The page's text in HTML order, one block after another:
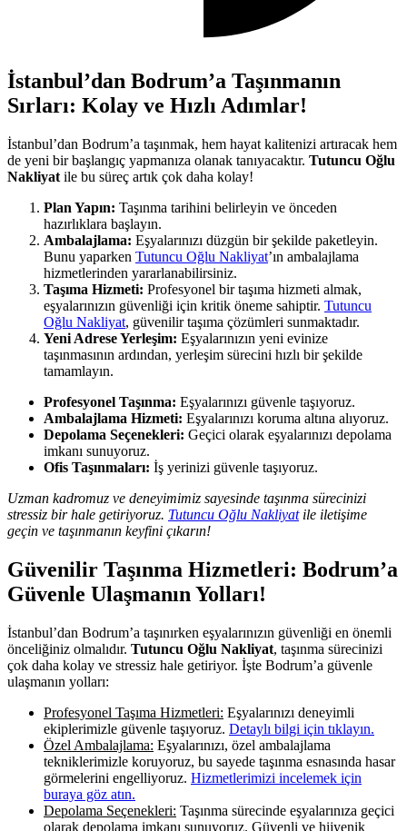
İstanbul’dan Bodrum’a Taşınmanın
Sırları: Kolay ve Hızlı Adımlar!
İstanbul’dan Bodrum’a taşınmak, hem hayat kalitenizi artıracak hem
de yeni bir başlangıç yapmanıza olanak tanıyacaktır. Tutuncu Oğlu
Nakliyat ile bu süreç artık çok daha kolay!
Plan Yapın: Taşınma tarihini belirleyin ve önceden
hazırlıklara başlayın.
Ambalajlama: Eşyalarınızı düzgün bir şekilde paketleyin.
Bunu yaparken Tutuncu Oğlu Nakliyat’ın ambalajlama
hizmetlerinden yararlanabilirsiniz.
Taşıma Hizmeti: Profesyonel bir taşıma hizmeti almak,
eşyalarınızın güvenliği için kritik öneme sahiptir. Tutuncu
Oğlu Nakliyat, güvenilir taşıma çözümleri sunmaktadır.
Yeni Adrese Yerleşim: Eşyalarınızın yeni evinize
taşınmasının ardından, yerleşim sürecini hızlı bir şekilde
tamamlayın.
Profesyonel Taşınma: Eşyalarınızı güvenle taşıyoruz.
Ambalajlama Hizmeti: Eşyalarınızı koruma altına alıyoruz.
Depolama Seçenekleri: Geçici olarak eşyalarınızı depolama
imkanı sunuyoruz.
Ofis Taşınmaları: İş yerinizi güvenle taşıyoruz.
Uzman kadromuz ve deneyimimiz sayesinde taşınma sürecinizi
stressiz bir hale getiriyoruz. Tutuncu Oğlu Nakliyatile iletişime
geçin ve taşınmanın keyfini çıkarın!
Güvenilir Taşınma Hizmetleri: Bodrum’a
Güvenle Ulaşmanın Yolları!
İstanbul’dan Bodrum’a taşınırken eşyalarınızın güvenliği en önemli
önceliğiniz olmalıdır. Tutuncu Oğlu Nakliyat, taşınma sürecinizi
çok daha kolay ve stressiz hale getiriyor. İşte Bodrum’a güvenle
ulaşmanın yolları:
Profesyonel Taşıma Hizmetleri: Eşyalarınızı deneyimli
ekiplerimizle güvenle taşıyoruz. Detaylı bilgi için tıklayın.
Özel Ambalajlama: Eşyalarınızı, özel ambalajlama
tekniklerimizle koruyoruz, bu sayede taşınma esnasında hasar
görmelerini engelliyoruz. Hizmetlerimizi incelemek için
buraya göz atın.
Depolama Seçenekleri: Taşınma sürecinde eşyalarınıza geçici
olarak depolama imkanı sunuyoruz. Güvenli ve hijyenik